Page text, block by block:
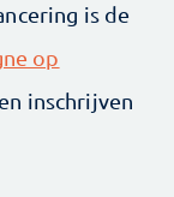
is de
op
inschrijven